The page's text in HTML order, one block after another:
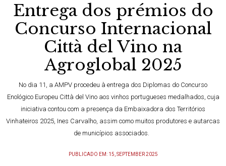
Entrega dos prémios do
Concurso Internacional
Città del Vino na
Agroglobal 2025
No dia 11, a AMPV procedeu à entrega dos Diplomas do Concurso
Enológico Europeu Città del Vino aos vinhos portugueses medalhados, cuja
iniciativa contou com a presença da Embaixadora dos Territórios
Vinhateiros 2025, Ines Carvalho, assim como muitos produtores e autarcas
de municípios associados.
PUBLICADO EM: 15, SEPTEMBER 2025